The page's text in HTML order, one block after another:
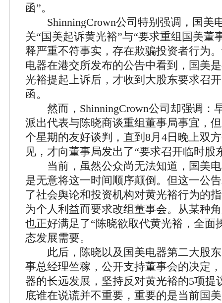
函”。
ShinningCrown公司特别强调，国美
关“国美起诉黄光裕”与“要求重组国美董
释严重不符事实，存在欺骗投资者行为
电器在港交所发布的公告中看到，国美
光裕提起上诉后，才收到大股东要求召
函。
然而，ShinningCrown公司却强调：
派出代表与陈晓商谈重组董事局事宜，
个星期的友好谈判，直到8月4日晚上双
见，才向董事局发出了“要求召开临时股
当前，虽然公众尚无法知道，国美电
是无意将这一时间顺序颠倒。但这一公
了社会舆论和投资机构对黄光裕行为的
为个人利益而要求改组董事会。从某种
也正好满足了“陈晓欲取代黄光裕，全面
态发展需要。
此后，陈晓以及国美电器第二大股东
事总经理竺稼，公开支持董事会的决定
器的长远发展，坚持反对黄光裕的5项提
底谁在说谎并不重要，重要的是当前国